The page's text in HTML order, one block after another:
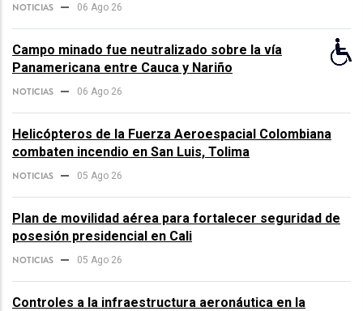
NOTICIAS 06 Ago 26
Campo minado fue neutralizado sobre la vía
Panamericana entre Cauca y Nariño
NOTICIAS 06 Ago 26
Helicópteros de la Fuerza Aeroespacial Colombiana
combaten incendio en San Luis, Tolima
NOTICIAS 05 Ago 26
Plan de movilidad aérea para fortalecer seguridad de
posesión presidencial en Cali
NOTICIAS 05 Ago 26
Controles a la infraestructura aeronáutica en la